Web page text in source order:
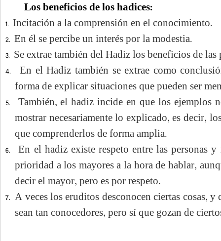
Los beneficios de los hadices:
1. Incitación a la comprensión en el conocimiento.
2. En él se percibe un interés por la modestia.
3. Se extrae también del Hadiz los beneficios de las
4.
En el Hadiz también se extrae como
forma de explicar situaciones que pueden ser
5.
También, el hadiz incide en que los ejemplos
mostrar necesariamente lo explicado, es decir,
que comprenderlos de forma amplia.
6.
En el hadiz existe respeto entre las personas
prioridad a los mayores a la hora de hablar,
decir el mayor, pero es por respeto.
7.
A veces los eruditos desconocen ciertas cosas,
sean tan conocedores, pero sí que gozan de